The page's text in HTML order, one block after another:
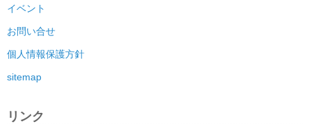
イベント
お問い合せ
個人情報保護方針
sitemap
リンク